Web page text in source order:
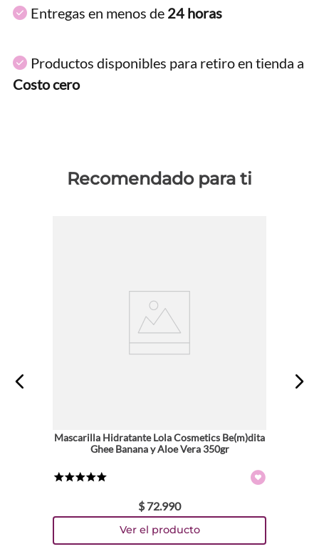
Entregas en menos de 24 horas
Productos disponibles para retiro en tienda a
Costo cero
Recomendado para ti
Mascarilla Hidratante Lola Cosmetics Be(m)dita
Ghee Banana y Aloe Vera 350gr
$ 72.990